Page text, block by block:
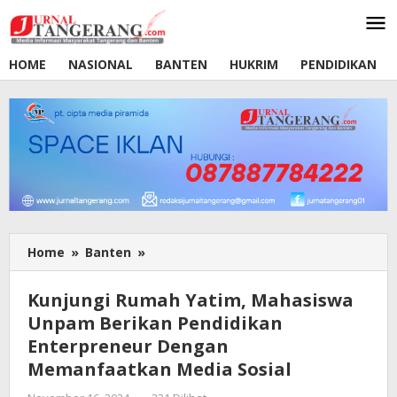
ke
konten
HOME
NASIONAL BANTEN HUKRIM PENDIDIKAN
Home » Banten »
Rumah
Mahasiswa
Unpam
Berikan
Pendidikan
Kunjungi Rumah Yatim, Mahasiswa
Unpam Berikan Pendidikan
Enterpreneur Dengan
Memanfaatkan Media Sosial